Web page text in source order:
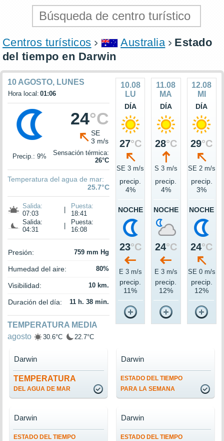
Centros turísticos Australia
Estado
del tiempo en Darwin
10 AGOSTO, LUNES
Hora local: 01:06
24°C
SE
3 m/s
Precip.: 9%
Sensación térmica:
26°C
Temperatura del agua de mar:
25.7°C
Salida:
07:03
Puesta:
18:41
Salida:
04:31
Puesta:
16:08
Presión: 759 mm Hg
Humedad del aire: 80%
Visibilidad: 10 km.
Duración del día: 11 h. 38 min.
TEMPERATURA MEDIA
agosto
30.6°C 22.7°C
10.08
LU
DÍA
27°C
SE 3 m/s
precip.
4%
NOCHE
23°C
E 3 m/s
precip.
11%
11.08
MA
DÍA
28°C
S 3 m/s
precip.
4%
NOCHE
24°C
E 3 m/s
precip.
12%
12.08
MI
DÍA
29°C
SE 2 m/s
precip.
3%
NOCHE
24°C
SE 0 m/s
precip.
12%
TEMPERATURA
DEL AGUA DE MAR
Darwin
ESTADO DEL TIEMPO
PARA LA SEMANA
Darwin
ESTADO DEL TIEMPO
Darwin
ESTADO DEL TIEMPO
Darwin